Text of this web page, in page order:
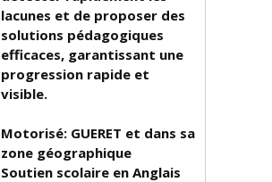
lacunes et de proposer des
solutions pédagogiques
efficaces, garantissant une
progression rapide et
visible.
Motorisé: GUERET et dans sa
zone géographique
Soutien scolaire en Anglais